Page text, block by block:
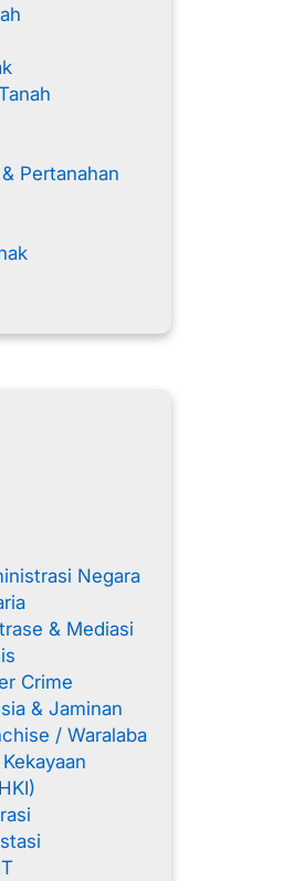
Pertanahan
Negara
& Mediasi
Crime
& Jaminan
/ Waralaba